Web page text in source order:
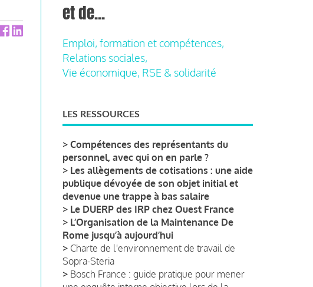
et de...
Emploi, formation et compétences,
Relations sociales,
Vie économique, RSE & solidarité
LES RESSOURCES
> Compétences des représentants du
personnel, avec qui on en parle ?
> Les allègements de cotisations : une aide
publique dévoyée de son objet initial et
devenue une trappe à bas salaire
> Le DUERP des IRP chez Ouest France
> L’Organisation de la Maintenance De
Rome jusqu’à aujourd’hui
> Charte de l'environnement de travail de
Sopra-Steria
> Bosch France : guide pratique pour mener